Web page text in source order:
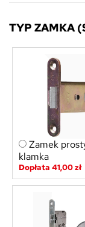
TYP ZAMKA
Zamek
klamka
Dopłata 41,00 zł